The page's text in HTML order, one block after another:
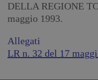
DELLA REGIONE
maggio 1993.
Allegati
LR n. 32 del 17